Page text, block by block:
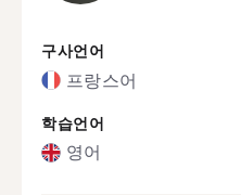
구사언어
프랑스어
학습언어
영어